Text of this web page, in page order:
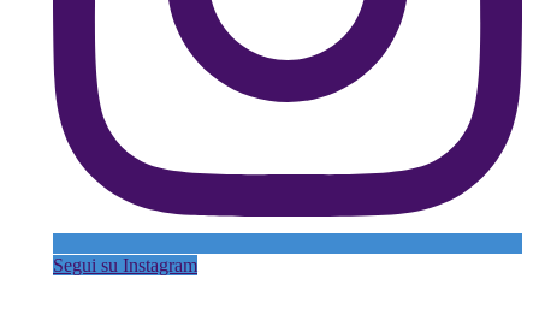
Segui su Instagram